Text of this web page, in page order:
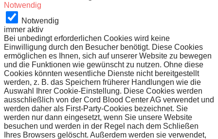
Notwendig
Notwendig
immer aktiv
Bei unbedingt erforderlichen Cookies wird keine
Einwilligung durch den Besucher benötigt. Diese Cookies
ermöglichen es Ihnen, sich auf unserer Website zu bewegen
und die Funktionen wie gewünscht zu nutzen. Ohne diese
Cookies könnten wesentliche Dienste nicht bereitgestellt
werden, z. B. das Speichern früherer Handlungen wie die
Auswahl Ihrer Cookie-Einstellung. Diese Cookies werden
ausschließlich von der Cord Blood Center AG verwendet und
werden daher als First-Party-Cookies bezeichnet. Sie
werden nur dann eingesetzt, wenn Sie unsere Website
besuchen und werden in der Regel nach dem Schließen
Ihres Browsers gelöscht. Außerdem werden sie verwendet,